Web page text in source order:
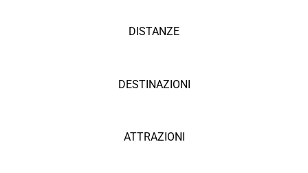
DISTANZE
DESTINAZIONI
ATTRAZIONI